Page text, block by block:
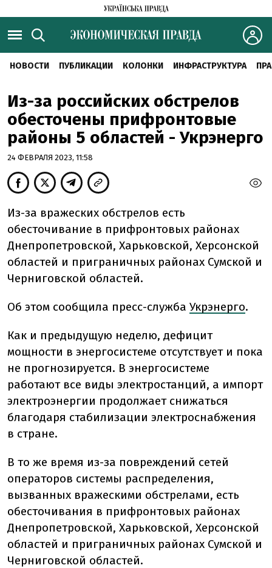
НОВОСТИ ПУБЛИКАЦИИ КОЛОНКИ ИНФРАСТРУКТУРА
Из-за российских обстрелов
обесточены прифронтовые
районы 5 областей - Укрэнерго
24 ФЕВРАЛЯ 2023, 11:58
Из-за вражеских обстрелов есть
обесточивание в прифронтовых районах
Днепропетровской, Харьковской, Херсонской
областей и приграничных районах Сумской и
Черниговской областей.
Об этом сообщила пресс-служба Укрэнерго.
Как и предыдущую неделю, дефицит
мощности в энергосистеме отсутствует и пока
не прогнозируется. В энергосистеме
работают все виды электростанций, а импорт
электроэнергии продолжает снижаться
благодаря стабилизации электроснабжения
в стране.
В то же время из-за повреждений сетей
операторов системы распределения,
вызванных вражескими обстрелами, есть
обесточивания в прифронтовых районах
Днепропетровской, Харьковской, Херсонской
областей и приграничных районах Сумской и
Черниговской областей.